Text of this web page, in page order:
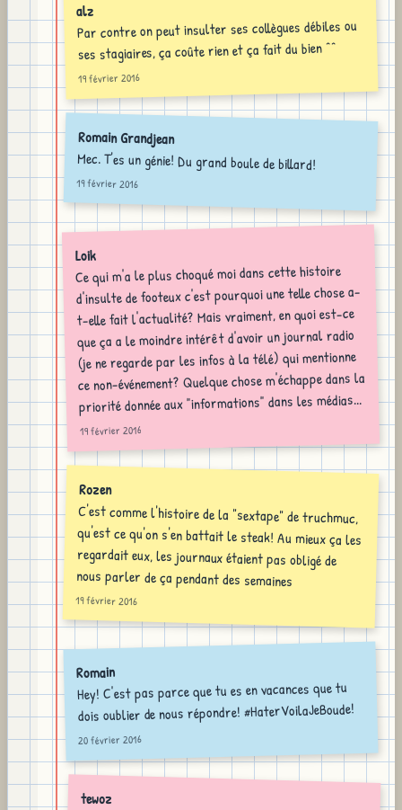
alz
Par contre on peut insulter ses collègues débiles ou
ses stagiaires, ça coûte rien et ça fait du bien ^^
19 février 2016
Romain Grandjean
Mec. T'es un génie! Du grand boule de billard!
19 février 2016
Loik
Ce qui m'a le plus choqué moi dans cette histoire
d'insulte de footeux c'est pourquoi une telle chose a-
t-elle fait l'actualité? Mais vraiment, en quoi est-ce
que ça a le moindre intérêt d'avoir un journal radio
(je ne regarde par les infos à la télé) qui mentionne
ce non-événement? Quelque chose m'échappe dans la
priorité donnée aux "informations" dans les médias...
19 février 2016
Rozen
C'est comme l'histoire de la "sextape" de truchmuc,
qu'est ce qu'on s'en battait le steak! Au mieux ça les
regardait eux, les journaux étaient pas obligé de
nous parler de ça pendant des semaines
19 février 2016
Romain
Hey! C'est pas parce que tu es en vacances que tu
dois oublier de nous répondre! #HaterVoilaJeBoude!
20 février 2016
tewoz